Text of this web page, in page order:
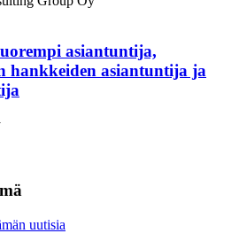
asiantuntija,
hankkeiden asiantuntija ja
uutisia